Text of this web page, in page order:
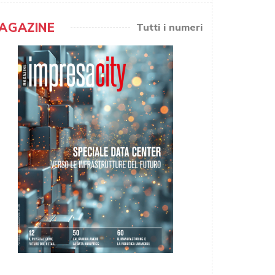
Tutti i numeri